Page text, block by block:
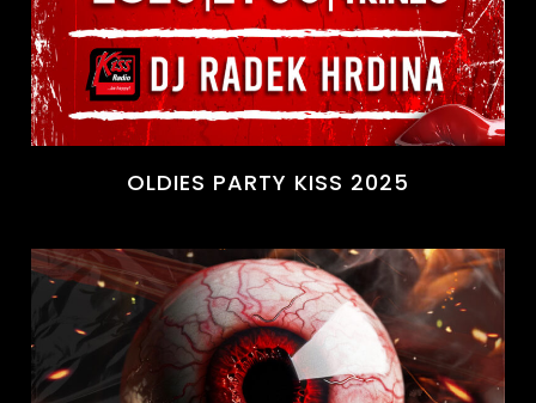
OLDIES PARTY KISS 2025